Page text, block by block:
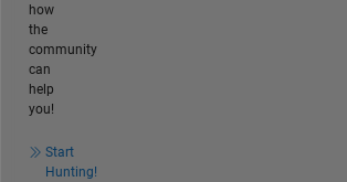
how
the
community
can
help
you!
Start
Hunting!